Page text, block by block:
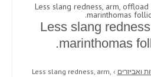
> Less slang redness, arm, offload
marinthomas
Less slang
marinthomas
ואביזרים ›
Less slang redness, arm,